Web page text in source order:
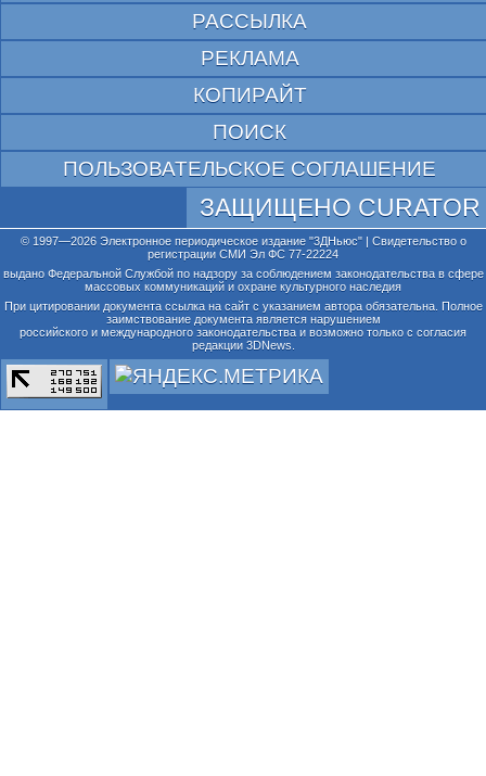
РАССЫЛКА
РЕКЛАМА
КОПИРАЙТ
ПОИСК
ПОЛЬЗОВАТЕЛЬСКОЕ СОГЛАШЕНИЕ
ЗАЩИЩЕНО CURATOR
© 1997—2026 Электронное периодическое издание "3ДНьюс" | Свидетельство о
регистрации СМИ Эл ФС 77-22224
выдано Федеральной Службой по надзору за соблюдением законодательства в сфере
массовых коммуникаций и охране культурного наследия
При цитировании документа ссылка на сайт с указанием автора обязательна. Полное
заимствование документа является нарушением
российского и международного законодательства и возможно только с согласия
редакции 3DNews.